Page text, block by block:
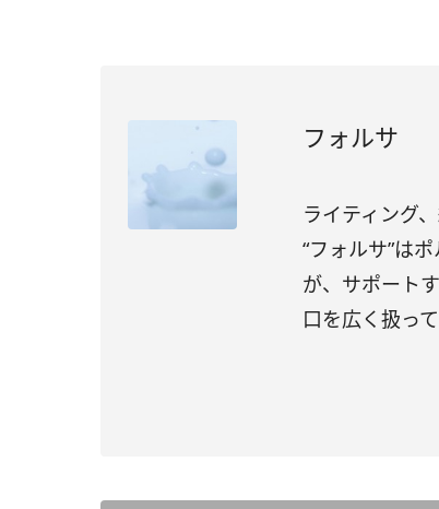
フォルサ
ライティング
“フォルサ”は
が、サポート
口を広く扱って